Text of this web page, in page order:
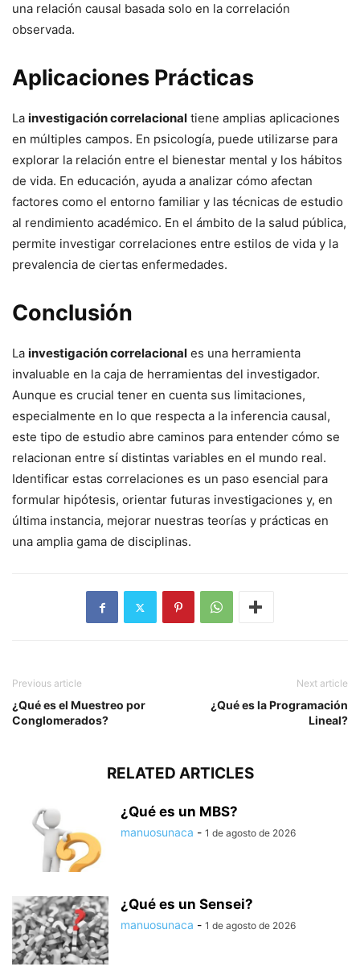
una relación causal basada solo en la correlación
observada.
Aplicaciones Prácticas
La investigación correlacional tiene amplias aplicaciones
en múltiples campos. En psicología, puede utilizarse para
explorar la relación entre el bienestar mental y los hábitos
de vida. En educación, ayuda a analizar cómo afectan
factores como el entorno familiar y las técnicas de estudio
al rendimiento académico. En el ámbito de la salud pública,
permite investigar correlaciones entre estilos de vida y la
prevalencia de ciertas enfermedades.
Conclusión
La investigación correlacional es una herramienta
invaluable en la caja de herramientas del investigador.
Aunque es crucial tener en cuenta sus limitaciones,
especialmente en lo que respecta a la inferencia causal,
este tipo de estudio abre caminos para entender cómo se
relacionan entre sí distintas variables en el mundo real.
Identificar estas correlaciones es un paso esencial para
formular hipótesis, orientar futuras investigaciones y, en
última instancia, mejorar nuestras teorías y prácticas en
una amplia gama de disciplinas.
Previous article
¿Qué es el Muestreo por
Conglomerados?
Next article
¿Qué es la Programación
Lineal?
RELATED ARTICLES
¿Qué es un MBS?
manuosunaca - 1 de agosto de 2026
¿Qué es un Sensei?
manuosunaca - 1 de agosto de 2026